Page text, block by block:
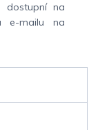
dostupní na
e-mailu na